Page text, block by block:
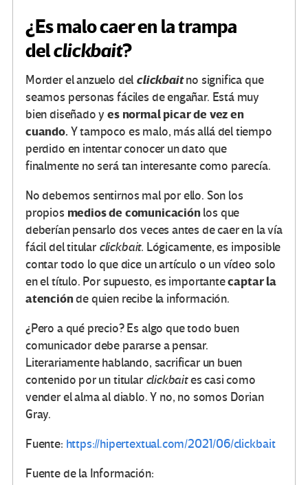
¿Es malo caer en la trampa
delclickbait?
Morder el anzuelo del clickbaitno significa que
seamos personas fáciles de engañar. Está muy
bien diseñado yes normal picar de vez en
cuando. Y tampoco es malo, más allá del tiempo
perdido en intentar conocer un dato que
finalmente no será tan interesante como parecía.
No debemos sentirnos mal por ello. Son los
propios medios de comunicación los que
deberían pensarlo dos veces antes de caer en la vía
fácil del titular clickbait. Lógicamente, es imposible
contar todo lo que dice un artículo o un vídeo solo
en el título. Por supuesto, es importantecaptar la
atenciónde quien recibe la información.
¿Pero a qué precio? Es algo que todo buen
comunicador debe pararse a pensar.
Literariamente hablando, sacrificar un buen
contenido por un titular clickbaites casi como
vender el alma al diablo. Y no, no somos Dorian
Gray.
Fuente: https://hipertextual.com/2021/06/clickbait
Fuente de la Información: